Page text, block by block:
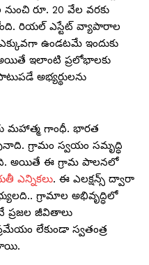
నుంచి రూ. 20 వేల వరకు
రియల్ ఎస్టేట్ వ్యాపారాల
ఉండటమే ఇందుకు
అయితే ఇలాంటి ప్రలోభాలకు
అభ్యర్థులను
మహాత్మ గాంధీ. భారత
గ్రామం స్వయం సమృద్ధి
అయితే ఈ గ్రామ పాలనలో
ఎన్నికలు. ఈ ఎలక్షన్స్ ద్వారా
గ్రామాల అభివృద్ధిలో
ప్రజల జీవితాలు
లేకుండా స్వతంత్ర